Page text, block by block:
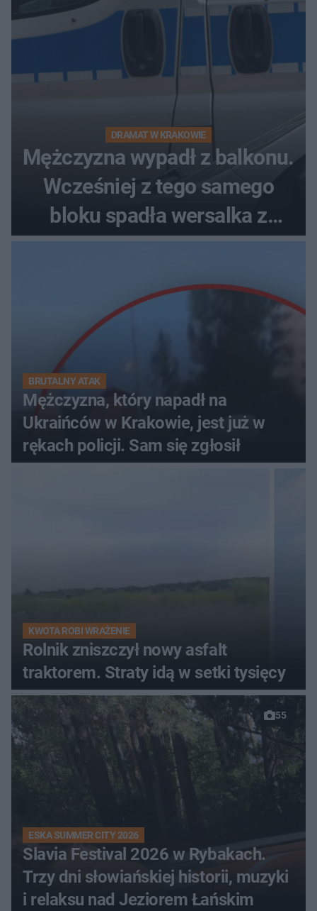
DRAMAT W KRAKOWIE
Mężczyzna wypadł z balkonu.
Wcześniej z tego samego
bloku spadła wersalka z
pościelą
BRUTALNY ATAK
Mężczyzna, który napadł na
Ukraińców w Krakowie, jest już w
rękach policji. Sam się zgłosił
KWOTA ROBI WRAŻENIE
Rolnik zniszczył nowy asfalt
traktorem. Straty idą w setki tysięcy
55
ESKA SUMMER CITY 2026
Slavia Festival 2026 w Rybakach.
Trzy dni słowiańskiej historii, muzyki
i relaksu nad Jeziorem Łańskim